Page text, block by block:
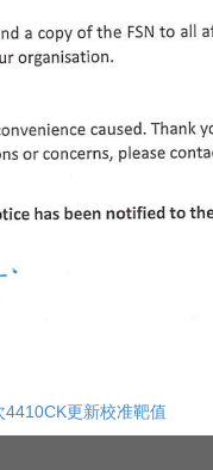
更新校准靶值